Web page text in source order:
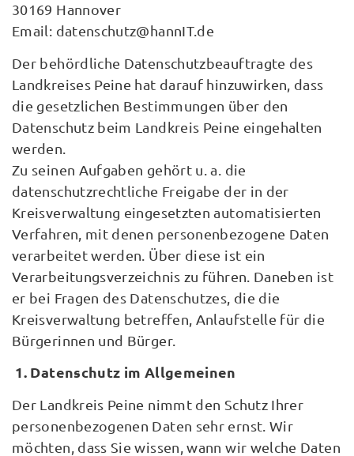
30169 Hannover
Email: datenschutz@hannIT.de
Der behördliche Datenschutzbeauftragte des
Landkreises Peine hat darauf hinzuwirken, dass
die gesetzlichen Bestimmungen über den
Datenschutz beim Landkreis Peine eingehalten
werden.
Zu seinen Aufgaben gehört u. a. die
datenschutzrechtliche Freigabe der in der
Kreisverwaltung eingesetzten automatisierten
Verfahren, mit denen personenbezogene Daten
verarbeitet werden. Über diese ist ein
Verarbeitungsverzeichnis zu führen. Daneben ist
er bei Fragen des Datenschutzes, die die
Kreisverwaltung betreffen, Anlaufstelle für die
Bürgerinnen und Bürger.
1. Datenschutz im Allgemeinen
Der Landkreis Peine nimmt den Schutz Ihrer
personenbezogenen Daten sehr ernst. Wir
möchten, dass Sie wissen, wann wir welche Daten